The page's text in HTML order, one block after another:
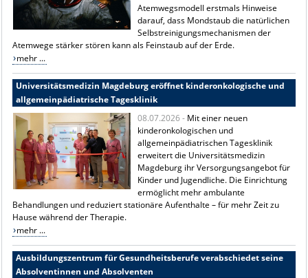
Atemwegsmodell erstmals Hinweise
darauf, dass Mondstaub die natürlichen
Selbstreinigungsmechanismen der
Atemwege stärker stören kann als Feinstaub auf der Erde.
mehr ...
Universitätsmedizin Magdeburg eröffnet kinderonkologische und
allgemeinpädiatrische Tagesklinik
08.07.2026 - Mit einer neuen
kinderonkologischen und
allgemeinpädiatrischen Tagesklinik
erweitert die Universitätsmedizin
Magdeburg ihr Versorgungsangebot für
Kinder und Jugendliche. Die Einrichtung
ermöglicht mehr ambulante
Behandlungen und reduziert stationäre Aufenthalte – für mehr Zeit zu
Hause während der Therapie.
mehr ...
Ausbildungszentrum für Gesundheitsberufe verabschiedet seine
Absolventinnen und Absolventen